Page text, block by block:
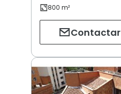
Contactar